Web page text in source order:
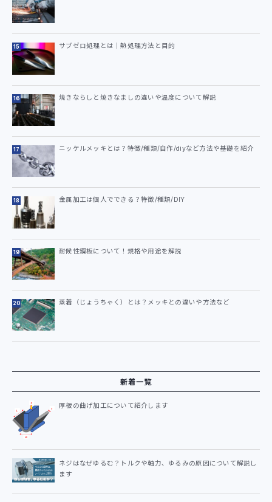
サブゼロ処理とは｜熱処理方法と目的
焼きならしと焼きなましの違いや温度について解説
ニッケルメッキとは？特徴/種類/自作/diyなど方法や基礎を紹介
金属加工は個人でできる？特徴/種類/DIY
耐候性鋼板について！規格や用途を解説
蒸着（じょうちゃく）とは？メッキとの違いや方法など
新着一覧
厚板の曲げ加工について紹介します
ネジはなぜゆるむ？トルクや軸力、ゆるみの原因について解説し
ます